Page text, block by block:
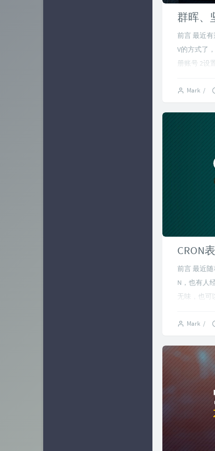
群晖、
前言 最近
V的方式了
册账号 2设
Mark /
CRON
前言 最近
N，也有人
无味，也可
Mark /